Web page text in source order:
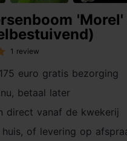
1 review
euro gratis bezorging
betaal later
direct vanaf de kwekerij
huis, of levering op